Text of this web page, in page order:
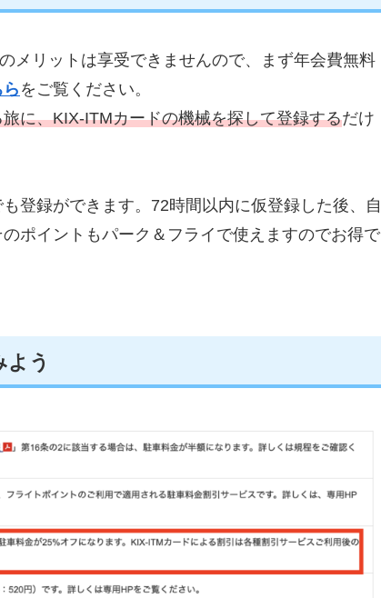
メリットは享受できませんので、まず年会費無料
をご覧ください。
に、KIX-ITMカードの機械を探して登録するだけ
登録ができます。72時間以内に仮登録した後、自
ポイントもパーク＆フライで使えますのでお得で
う